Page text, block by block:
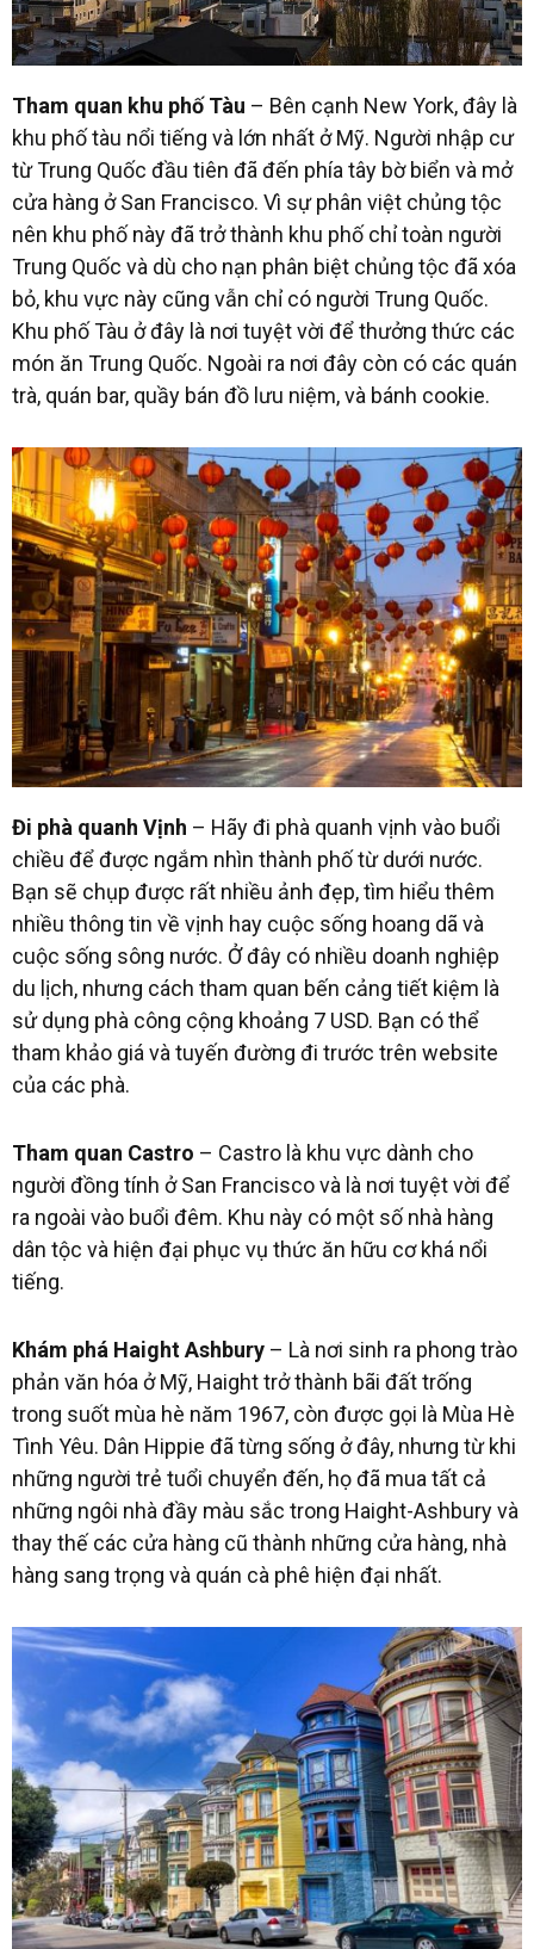
Tham quan khu phố Tàu – Bên cạnh New York, đây là
khu phố tàu nổi tiếng và lớn nhất ở Mỹ. Người nhập cư
từ Trung Quốc đầu tiên đã đến phía tây bờ biển và mở
cửa hàng ở San Francisco. Vì sự phân việt chủng tộc
nên khu phố này đã trở thành khu phố chỉ toàn người
Trung Quốc và dù cho nạn phân biệt chủng tộc đã xóa
bỏ, khu vực này cũng vẫn chỉ có người Trung Quốc.
Khu phố Tàu ở đây là nơi tuyệt vời để thưởng thức các
món ăn Trung Quốc. Ngoài ra nơi đây còn có các quán
trà, quán bar, quầy bán đồ lưu niệm, và bánh cookie.
Đi phà quanh Vịnh – Hãy đi phà quanh vịnh vào buổi
chiều để được ngắm nhìn thành phố từ dưới nước.
Bạn sẽ chụp được rất nhiều ảnh đẹp, tìm hiểu thêm
nhiều thông tin về vịnh hay cuộc sống hoang dã và
cuộc sống sông nước. Ở đây có nhiều doanh nghiệp
du lịch, nhưng cách tham quan bến cảng tiết kiệm là
sử dụng phà công cộng khoảng 7 USD. Bạn có thể
tham khảo giá và tuyến đường đi trước trên website
của các phà.
Tham quan Castro – Castro là khu vực dành cho
người đồng tính ở San Francisco và là nơi tuyệt vời để
ra ngoài vào buổi đêm. Khu này có một số nhà hàng
dân tộc và hiện đại phục vụ thức ăn hữu cơ khá nổi
tiếng.
Khám phá Haight Ashbury – Là nơi sinh ra phong trào
phản văn hóa ở Mỹ, Haight trở thành bãi đất trống
trong suốt mùa hè năm 1967, còn được gọi là Mùa Hè
Tình Yêu. Dân Hippie đã từng sống ở đây, nhưng từ khi
những người trẻ tuổi chuyển đến, họ đã mua tất cả
những ngôi nhà đầy màu sắc trong Haight-Ashbury và
thay thế các cửa hàng cũ thành những cửa hàng, nhà
hàng sang trọng và quán cà phê hiện đại nhất.